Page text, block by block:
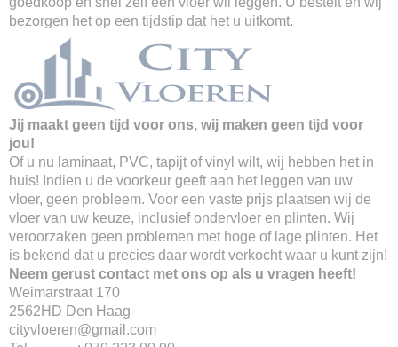
bezorgen het op een tijdstip dat het u uitkomt.
Jij maakt geen tijd voor ons, wij maken geen tijd voor
jou!
Of u nu laminaat, PVC, tapijt of vinyl wilt, wij hebben het in
huis! Indien u de voorkeur geeft aan het leggen van uw
vloer, geen probleem. Voor een vaste prijs plaatsen wij de
vloer van uw keuze, inclusief ondervloer en plinten. Wij
veroorzaken geen problemen met hoge of lage plinten. Het
is bekend dat u precies daar wordt verkocht waar u kunt zijn!
Neem gerust contact met ons op als u vragen heeft!
Weimarstraat 170
2562HD Den Haag
cityvloeren@gmail.com